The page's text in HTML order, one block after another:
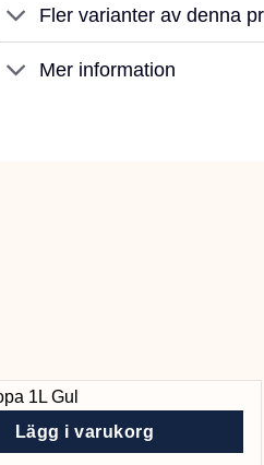
Fler varianter av denna
Mer information
Lägg i varukorg